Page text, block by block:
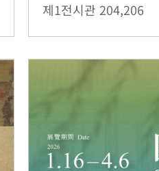
제1전시관 204,206